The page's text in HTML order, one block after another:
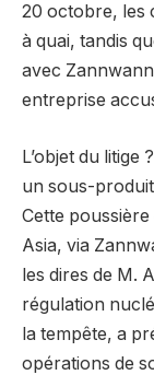
20 octobre, les
à quai, tandis
avec
entreprise
L’objet du litige
un sous-
Cette
Asia, via
les dires de M.
régulation
la tempête, a
opérations de